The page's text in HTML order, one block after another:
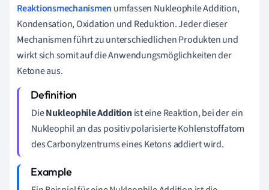
Reaktionsmechanismen umfassen Nukleophile Addition,
Kondensation, Oxidation und Reduktion. Jeder dieser
Mechanismen führt zu unterschiedlichen Produkten und
wirkt sich somit auf die Anwendungsmöglichkeiten der
Ketone aus.
DieNukleophile Additionist eine Reaktion, bei der ein
Nukleophil an das positiv polarisierte Kohlenstoffatom
des Carbonylzentrums eines Ketons addiert wird.